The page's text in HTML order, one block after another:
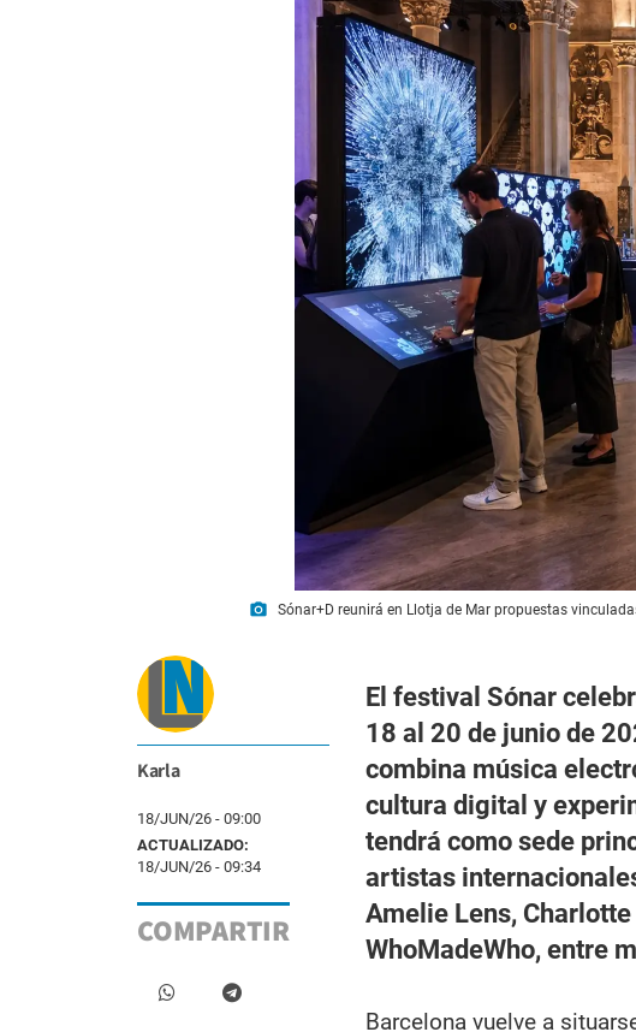
photo_camera Sónar+D reunirá en Llotja de Mar propuestas
Karla
18/JUN/26 - 09:00
ACTUALIZADO:
18/JUN/26 - 09:34
COMPARTIR
El festival Sónar
18 al 20 de junio de
combina música
cultura digital y
tendrá como sede
artistas
Amelie Lens,
WhoMadeWho, entre
Barcelona vuelve a